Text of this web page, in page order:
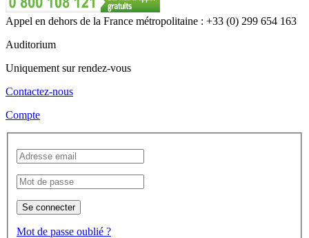
Appel en dehors de la France métropolitaine : +33 (0) 299 654 163
Auditorium
Uniquement sur rendez-vous
Contactez-nous
Compte
Se connecter
Mot de passe oublié ?